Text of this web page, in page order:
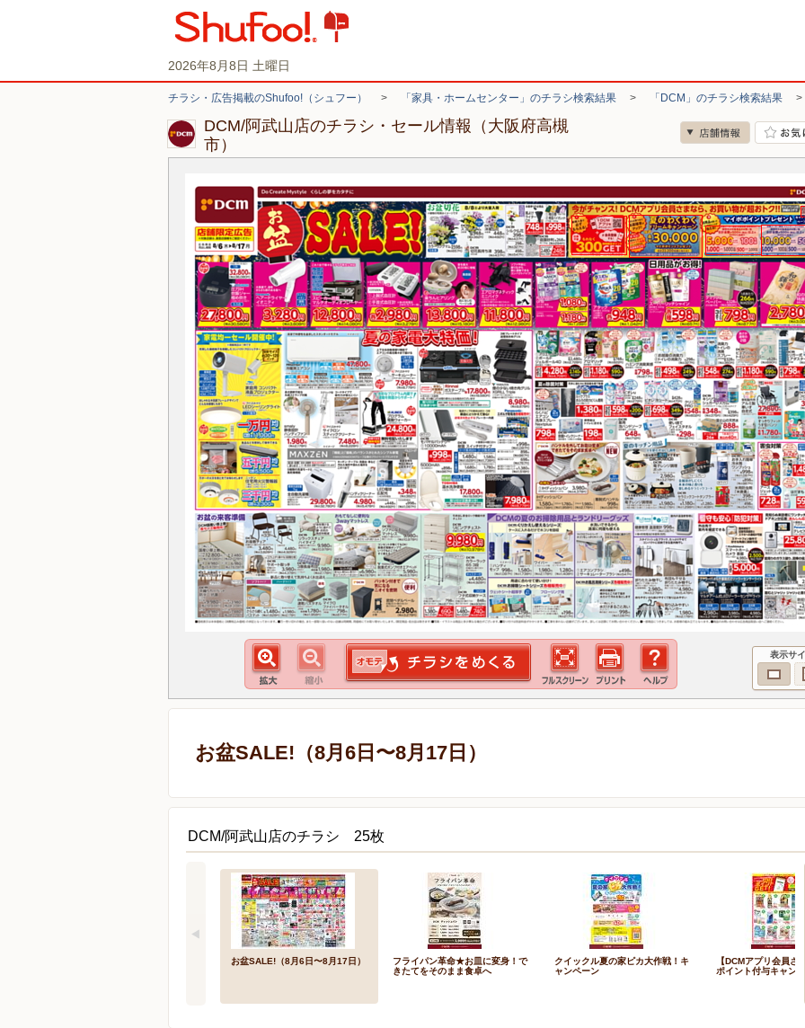
2026年8月8日 土曜日
チラシ・広告掲載のShufoo!（シュフー） > 「家具・ホームセンター」のチラシ検索結果 > 「DCM」のチラシ検索結果
DCM/阿武山店のチラシ・セール情報（大阪府高槻
市）
表示サ
お盆SALE!（8月6日〜8月17日）
DCM/阿武山店のチラシ 25枚
お盆SALE!（8月6日〜8月17日）
フライパン革命★お皿に変身！で
きたてをそのまま食卓へ
クイックル夏の家ピカ大作戦！キ
ャンペーン
【DCMアプリ会員さ
ポイント付与キャンペ